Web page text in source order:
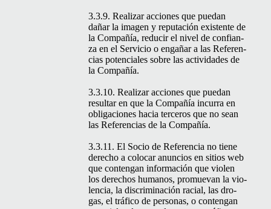
3.3.9. Realizar acciones que puedan
dañar la ima­gen y rep­utación exis­tente de
la Com­pañía, reducir el niv­el de con­fi­an­
za en el Ser­vi­cio o engañar a las Ref­er­en­
cias poten­ciales sobre las activi­dades de
la Compañía.
3.3.10. Realizar acciones que puedan
resul­tar en que la Com­pañía incur­ra en
obliga­ciones hacia ter­ceros que no sean
las Ref­er­en­cias de la Compañía.
3.3.11. El Socio de Ref­er­en­cia no tiene
dere­cho a colo­car anun­cios en sitios web
que con­tengan infor­ma­ción que violen
los dere­chos humanos, pro­mue­van la vio­
len­cia, la dis­crim­i­nación racial, las dro­
gas, el trá­fi­co de per­sonas, o con­tengan